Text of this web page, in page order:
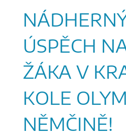
ÚSPĚCH
ŽÁKA V
KOLE
NĚMČINĚ!